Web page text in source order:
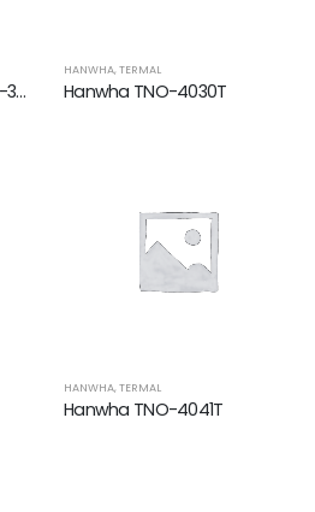
Hanwha TNO-3010T/TNO-3020T/TNO-3030T
HANWHA,TERMAL
Hanwha TNO-4030T
HANWHA,TERMAL
Hanwha TNO-4041T